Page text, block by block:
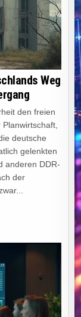
Weg
den freien
deutsche
gelenkten
anderen DDR-
der